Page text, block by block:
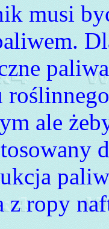
musi
ale
z ropy